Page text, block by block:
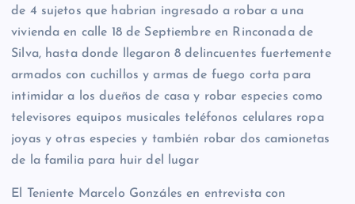
de 4 sujetos que habrian ingresado a robar a una
vivienda en calle 18 de Septiembre en Rinconada de
Silva, hasta donde llegaron 8 delincuentes fuertemente
armados con cuchillos y armas de fuego corta para
intimidar a los dueños de casa y robar especies como
televisores equipos musicales teléfonos celulares ropa
joyas y otras especies y también robar dos camionetas
de la familia para huir del lugar
El Teniente Marcelo Gonzáles en entrevista con